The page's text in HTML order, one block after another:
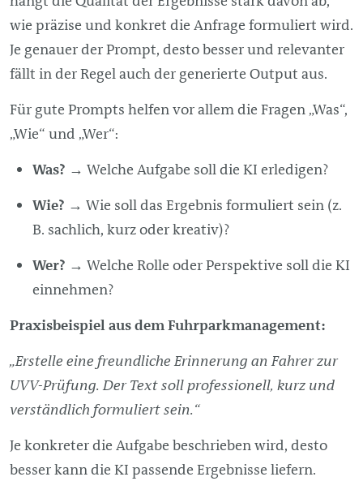
wie präzise und konkret die Anfrage formuliert wird.
Je genauer der Prompt, desto besser und relevanter
fällt in der Regel auch der generierte Output aus.
Für gute Prompts helfen vor allem die Fragen „Was“,
„Wie“ und „Wer“:
Was? → Welche Aufgabe soll die KI erledigen?
Wie? → Wie soll das Ergebnis formuliert sein (z.
B. sachlich, kurz oder kreativ)?
Wer? → Welche Rolle oder Perspektive soll die KI
einnehmen?
Praxisbeispiel aus dem Fuhrparkmanagement:
„Erstelle eine freundliche Erinnerung an Fahrer zur
UVV-Prüfung. Der Text soll professionell, kurz und
verständlich formuliert sein.“
Je konkreter die Aufgabe beschrieben wird, desto
besser kann die KI passende Ergebnisse liefern.